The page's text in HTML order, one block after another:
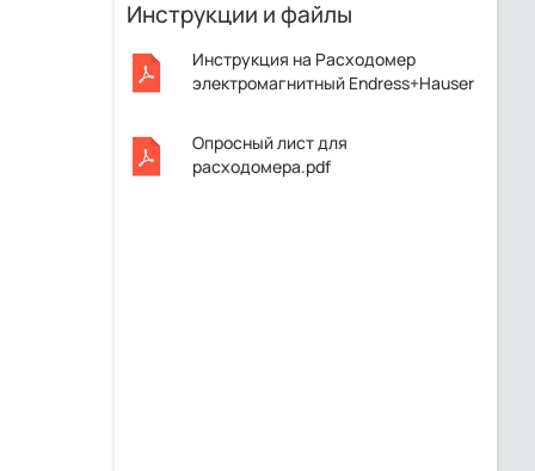
Инструкции и файлы
Инструкция на Расходомер
электромагнитный Endress+Hauser
Опросный лист для
расходомера.pdf